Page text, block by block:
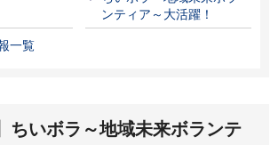
ンティア～大活躍！
一覧
ちいボラ～地域未来ボランテ